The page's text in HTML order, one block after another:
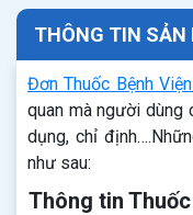
THÔNG TIN SẢN
Đơn Thuốc Bệnh Viện
quan mà người dùng
dụng, chỉ
như sau:
Thông tin